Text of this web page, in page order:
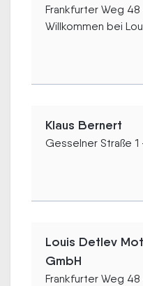
Frankfurter Weg
Willkommen bei
Klaus Bernert
Gesselner Straße
Louis Detlev
GmbH
Frankfurter Weg